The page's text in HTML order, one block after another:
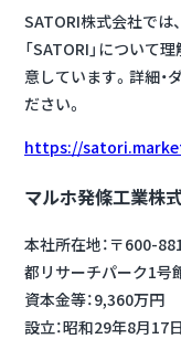
SATORI株式会社では
「SATORI」について
意しています。詳細
ださい。
https://
マルホ発條工業株
本社所在地：〒600-
都リサーチパーク1号
資本金等：9,360万円
設立：昭和29年8月17日